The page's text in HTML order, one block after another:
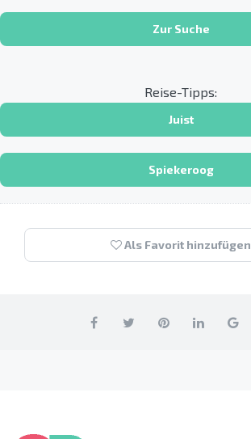
Zur Suche
Reise-Tipps:
Juist
Spiekeroog
Als Favorit hinzufügen